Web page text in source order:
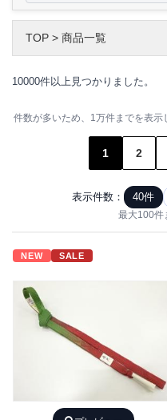
TOP > 商品一覧
10000件以上見つかりました。
件数が多いため、1万件までを表示
1 2
表示件数： 40件
最大100件
NEW SALE